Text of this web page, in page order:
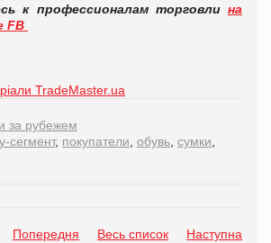
к профессионалам торговли на
FB
TradeMaster.ua
за рубежем
сегмент, покупатели обувь сумки
Попередня Весь список Наступна